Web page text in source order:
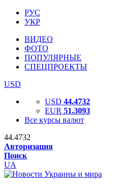
РУС
УКР
ВИДЕО
ФОТО
ПОПУЛЯРНЫЕ
СПЕЦПРОЕКТЫ
USD
USD 44.4732
EUR 51.3093
Все курсы валют
44.4732
Авторизация
Поиск
UA